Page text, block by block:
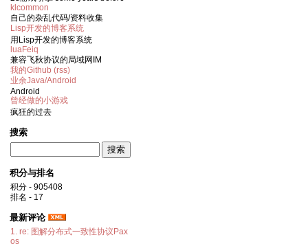
klcommon
自己的杂乱代码/资料收集
Lisp开发的博客系统
用Lisp开发的博客系统
luaFeiq
兼容飞秋协议的局域网IM
我的Github (rss)
业余Java/Android
Android
曾经做的小游戏
疯狂的过去
搜索
积分与排名
积分 - 905408
排名 - 17
最新评论
1. re: 图解分布式一致性协议Pax
os